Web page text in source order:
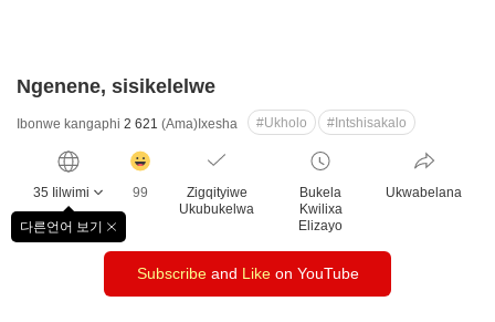
Ngenene, sisikelelwe
Ibonwe kangaphi 2 621 (Ama)Ixesha #Ukholo #Intshisakalo
35 Iilwimi
다른언어 보기
창
닫
99
Zigqityiwe
Ukubukelwa
Bukela
Kwilixa
Elizayo
Ukwabelana
Subscribeand Likeon YouTube